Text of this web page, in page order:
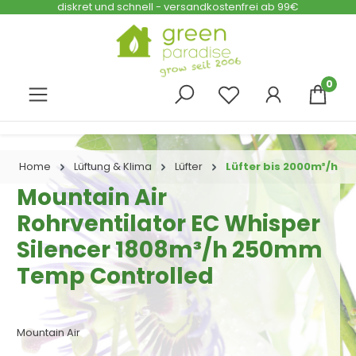
Zum Hauptinhalt springen
diskret und schnell - versandkostenfrei ab 99€
0
Home Lüftung & Klima Lüfter Lüfter bis 2000m³/h
Mountain Air
Rohrventilator EC Whisper
Silencer 1808m³/h 250mm
Temp Controlled
Mountain Air